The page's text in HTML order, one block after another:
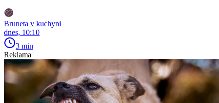
Bruneta v kuchyni
dnes, 10:10
3 min
Reklama